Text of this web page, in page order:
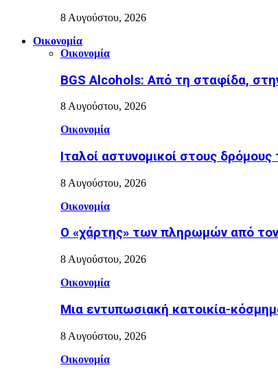
8 Αυγούστου, 2026
Οικονομία
Οικονομία
BGS Alcohols: Από τη σταφίδα,
8 Αυγούστου, 2026
Οικονομία
Ιταλοί αστυνομικοί στους
8 Αυγούστου, 2026
Οικονομία
Ο «χάρτης» των πληρωμών από
8 Αυγούστου, 2026
Οικονομία
Μια εντυπωσιακή κατοικία-
8 Αυγούστου, 2026
Οικονομία